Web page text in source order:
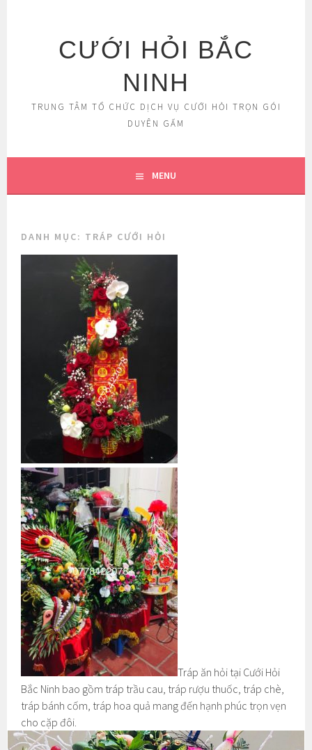
CƯỚI HỎI BẮC
NINH
TRUNG TÂM TỔ CHỨC DỊCH VỤ CƯỚI HỎI TRỌN GÓI
DUYÊN GẤM
MENU
DANH MỤC: TRÁP CƯỚI HỎI
Tráp ăn hỏi tại Cưới Hỏi
Bắc Ninh bao gồm tráp trầu cau, tráp rượu thuốc, tráp chè,
tráp bánh cốm, tráp hoa quả mang đến hạnh phúc trọn vẹn
cho cặp đôi.